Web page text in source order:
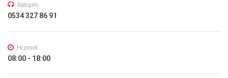
İletişim
0534 327 86 91
Hizmet
08:00 - 18:00